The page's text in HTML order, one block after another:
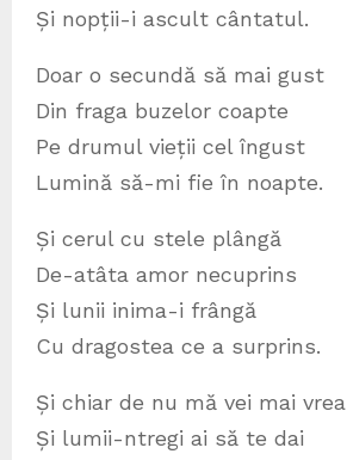
Și nopții-i ascult cântatul.
Doar o secundă să mai gust
Din fraga buzelor coapte
Pe drumul vieții cel îngust
Lumină să-mi fie în noapte.
Și cerul cu stele plângă
De-atâta amor necuprins
Și lunii inima-i frângă
Cu dragostea ce a surprins.
Și chiar de nu mă vei mai vrea
Și lumii-ntregi ai să te dai